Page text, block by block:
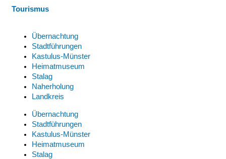
Tourismus
Übernachtung
Stadtführungen
Kastulus-Münster
Heimatmuseum
Stalag
Naherholung
Landkreis
Übernachtung
Stadtführungen
Kastulus-Münster
Heimatmuseum
Stalag